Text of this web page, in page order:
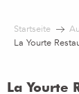
contenu
Startseite
La Yourte
La Yourte